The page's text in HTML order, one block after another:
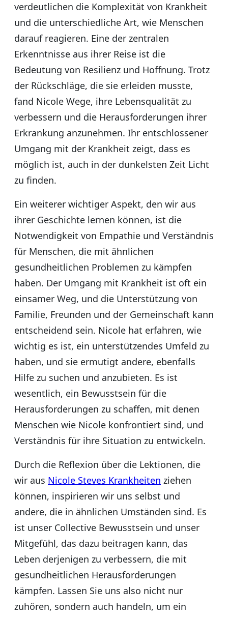
verdeutlichen die Komplexität von Krankheit
und die unterschiedliche Art, wie Menschen
darauf reagieren. Eine der zentralen
Erkenntnisse aus ihrer Reise ist die
Bedeutung von Resilienz und Hoffnung. Trotz
der Rückschläge, die sie erleiden musste,
fand Nicole Wege, ihre Lebensqualität zu
verbessern und die Herausforderungen ihrer
Erkrankung anzunehmen. Ihr entschlossener
Umgang mit der Krankheit zeigt, dass es
möglich ist, auch in der dunkelsten Zeit Licht
zu finden.
Ein weiterer wichtiger Aspekt, den wir aus
ihrer Geschichte lernen können, ist die
Notwendigkeit von Empathie und Verständnis
für Menschen, die mit ähnlichen
gesundheitlichen Problemen zu kämpfen
haben. Der Umgang mit Krankheit ist oft ein
einsamer Weg, und die Unterstützung von
Familie, Freunden und der Gemeinschaft kann
entscheidend sein. Nicole hat erfahren, wie
wichtig es ist, ein unterstützendes Umfeld zu
haben, und sie ermutigt andere, ebenfalls
Hilfe zu suchen und anzubieten. Es ist
wesentlich, ein Bewusstsein für die
Herausforderungen zu schaffen, mit denen
Menschen wie Nicole konfrontiert sind, und
Verständnis für ihre Situation zu entwickeln.
Durch die Reflexion über die Lektionen, die
wir aus Nicole Steves Krankheiten ziehen
können, inspirieren wir uns selbst und
andere, die in ähnlichen Umständen sind. Es
ist unser Collective Bewusstsein und unser
Mitgefühl, das dazu beitragen kann, das
Leben derjenigen zu verbessern, die mit
gesundheitlichen Herausforderungen
kämpfen. Lassen Sie uns also nicht nur
zuhören, sondern auch handeln, um ein